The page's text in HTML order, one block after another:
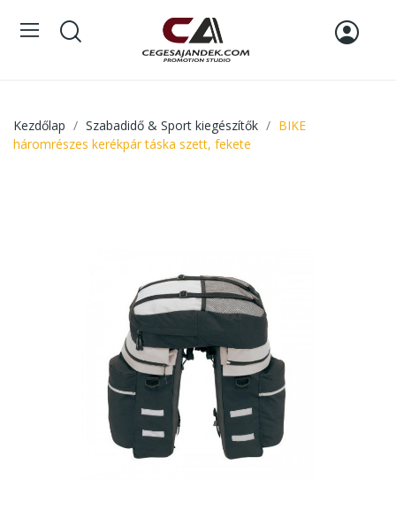
Kezdőlap Szabadidő & Sport kiegészítők
BIKE
háromrészes kerékpár táska szett, fekete